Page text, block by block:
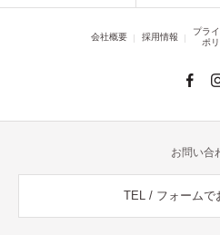
会社概要 採用情報
プラ
ポ
お問い合
TEL / フォームで